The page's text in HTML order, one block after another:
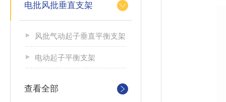
电批风批垂直支架
风批气动起子垂直平衡支架
电动起子平衡支架
查看全部